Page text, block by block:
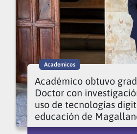
Academicos
Académico obtuvo
Doctor con
uso de tecnologías
educación de